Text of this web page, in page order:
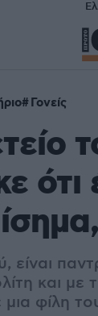
Γονείς
ότι
είναι
και
φίλη